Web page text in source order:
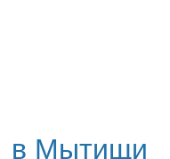
в Мытищи